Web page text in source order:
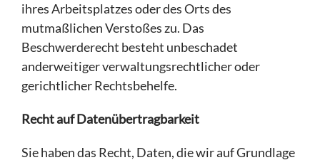
ihres Arbeitsplatzes oder des Orts des
mutmaßlichen Verstoßes zu. Das
Beschwerderecht besteht unbeschadet
anderweitiger verwaltungsrechtlicher oder
gerichtlicher Rechtsbehelfe.
Recht auf Daten­übertrag­barkeit
Sie haben das Recht, Daten, die wir auf Grundlage